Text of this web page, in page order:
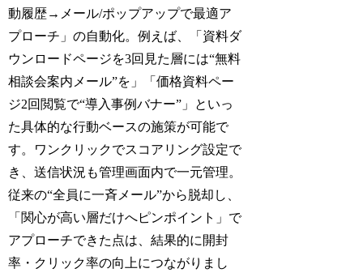
動履歴→メール/ポップアップで最適ア
プローチ」の自動化。例えば、「資料ダ
ウンロードページを3回見た層には“無料
相談会案内メール”を」「価格資料ペー
ジ2回閲覧で“導入事例バナー”」といっ
た具体的な行動ベースの施策が可能で
す。ワンクリックでスコアリング設定で
き、送信状況も管理画面内で一元管理。
従来の“全員に一斉メール”から脱却し、
「関心が高い層だけへピンポイント」で
アプローチできた点は、結果的に開封
率・クリック率の向上につながりまし